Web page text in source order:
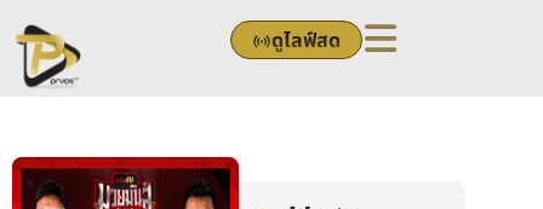
to
content
ดูไลฟ์สด